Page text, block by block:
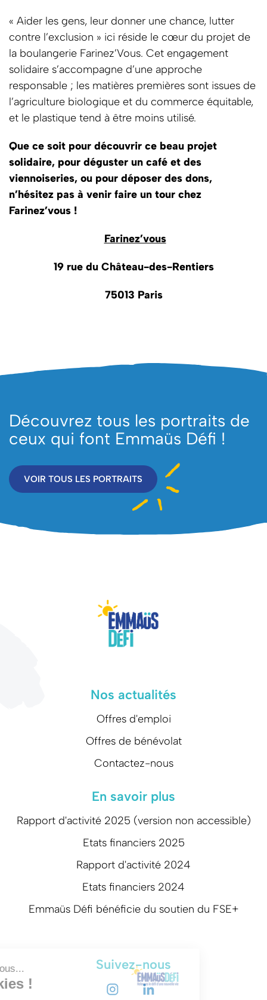
« Aider les gens, leur donner une chance, lutter
contre l’exclusion » ici réside le cœur du projet de
la boulangerie Farinez’Vous. Cet engagement
solidaire s’accompagne d’une approche
responsable ; les matières premières sont issues de
l’agriculture biologique et du commerce équitable,
et le plastique tend à être moins utilisé.
Que ce soit pour découvrir ce beau projet
solidaire, pour déguster un café et des
viennoiseries, ou pour déposer des dons,
n’hésitez pas à venir faire un tour chez
Farinez’vous !
Farinez’vous
19 rue du Château-des-Rentiers
75013 Paris
Découvrez tous les portraits de
ceux qui font Emmaüs Défi !
VOIR TOUS LES PORTRAITS
Nos actualités
Offres d'emploi
Offres de bénévolat
Contactez-nous
En savoir plus
Rapport d'activité 2025 (version non accessible)
Etats financiers 2025
Rapport d'activité 2024
Etats financiers 2024
Emmaüs Défi bénéficie du soutien du FSE+
Suivez-nous